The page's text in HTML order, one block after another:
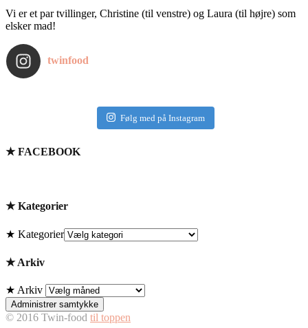
Vi er et par tvillinger, Christine (til venstre) og Laura (til højre) som
elsker mad!
twinfood
Følg med på Instagram
★ FACEBOOK
★ Kategorier
★ Kategorier
★ Arkiv
★ Arkiv
Administrer samtykke
© 2016 Twin-food til toppen